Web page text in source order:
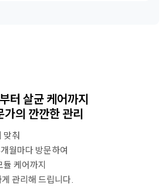
터 살균 케어까지
가의 깐깐한 관리
맞춰
월마다 방문하여
듈 케어까지
관리해 드립니다.